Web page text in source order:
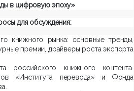
в цифровую эпоху»
для обсуждения:
книжного рынка: основные тренды,
премии, драйверы роста экспорта
российского книжного контента.
«Института перевода» и Фонда